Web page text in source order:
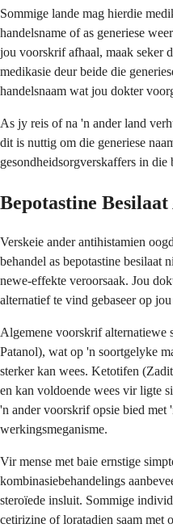
Sommige lande mag hierdie
handelsname of as generiese
jou voorskrif afhaal, maak seker
medikasie deur beide die
handelsnaam wat jou dokter
As jy reis of na 'n ander land
dit is nuttig om die generiese
gesondheidsorgverskaffers in die
Bepotastine
Verskeie ander antihistamien
behandel as bepotastine besilaat
newe-effekte veroorsaak. Jou
alternatief te vind gebaseer op
Algemene voorskrif alternatiewe
Patanol), wat op 'n soortgelyke
sterker kan wees. Ketotifen
en kan voldoende wees vir ligte
'n ander voorskrif opsie bied met
werkingsmeganisme.
Vir mense met baie ernstige
kombinasiebehandelings
steroïede insluit. Sommige
cetirizine of loratadien saam met